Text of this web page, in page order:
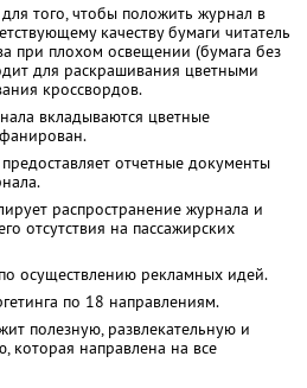
того, чтобы положить журнал в
качеству бумаги читатель
при плохом освещении (бумага без
для раскрашивания цветными
кроссвордов.
вкладываются цветные
отчетные документы
распространение журнала и
отсутствия на пассажирских
осуществлению рекламных идей.
по 18 направлениям.
полезную, развлекательную и
направлена на все